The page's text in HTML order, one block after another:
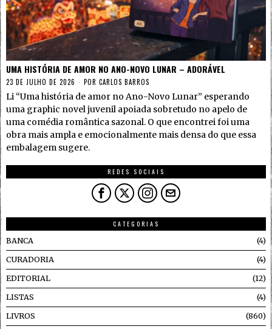
UMA HISTÓRIA DE AMOR NO ANO-NOVO LUNAR – ADORÁVEL
23 DE JULHO DE 2026 POR CARLOS BARROS
Li “Uma história de amor no Ano-Novo Lunar” esperando
uma graphic novel juvenil apoiada sobretudo no apelo de
uma comédia romântica sazonal. O que encontrei foi uma
obra mais ampla e emocionalmente mais densa do que essa
embalagem sugere.
REDES SOCIAIS
CATEGORIAS
BANCA
4
CURADORIA 4
EDITORIAL 12
LISTAS 4
LIVROS 860